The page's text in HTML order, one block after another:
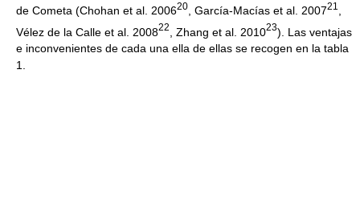
de Cometa (Chohan et al. 200620 , García-Macías et al. 200721
Vélez de la Calle et al. 200822 , Zhang et al. 201023). Las ventajas
e inconvenientes de cada una ella de ellas se recogen en la tabla
1.